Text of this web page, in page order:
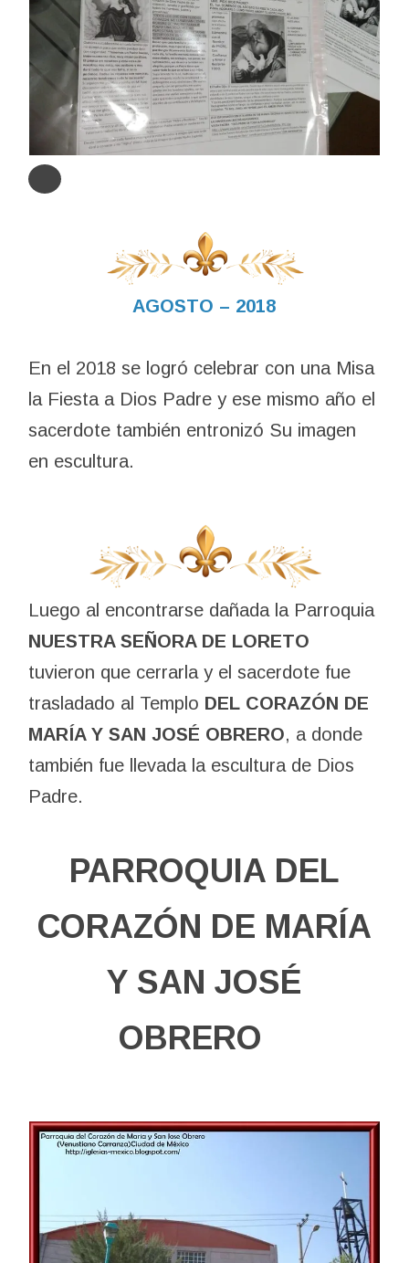
AGOSTO – 2018
En el 2018 se logró celebrar con una Misa
la Fiesta a Dios Padre y ese mismo año el
sacerdote también entronizó Su imagen
en escultura.
Luego al encontrarse dañada la Parroquia
NUESTRA SEÑORA DE LORETO
tuvieron que cerrarla y el sacerdote fue
trasladado al Templo DEL CORAZÓN DE
MARÍA Y SAN JOSÉ OBRERO, a donde
también fue llevada la escultura de Dios
Padre.
PARROQUIA DEL
CORAZÓN DE MARÍA
Y SAN JOSÉ
OBRERO